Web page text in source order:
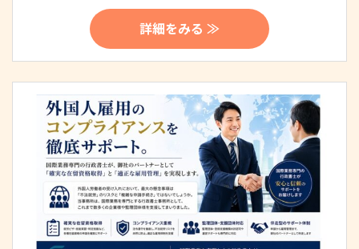
詳細をみる ≫